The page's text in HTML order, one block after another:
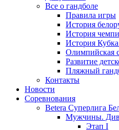
Все о гандболе
Правила игры
История
История
История
Олимпийская
Развитие
Пляжный
Контакты
Новости
Соревнования
Betera Суперлига
Мужчины.
Этап I